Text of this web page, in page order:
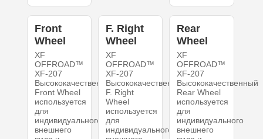
Front
Wheel
XF
OFFROAD™
XF-207
Высококачественный
Front Wheel
используется
для
индивидуального
внешнего
F. Right
Wheel
XF
OFFROAD™
XF-207
Высококачественный
F. Right
Wheel
используется
для
индивидуального
Rear
Wheel
XF
OFFROAD™
XF-207
Высококачественный
Rear Wheel
используется
для
индивидуального
внешнего